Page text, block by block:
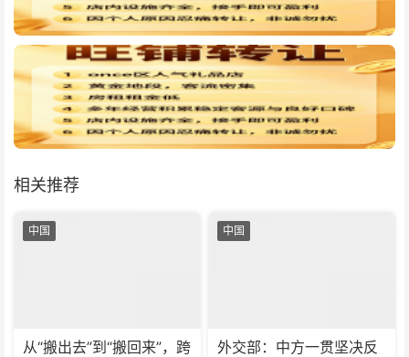
相关推荐
中国
从“搬出去”到“搬回来”，跨
中国
外交部：中方一贯坚决反